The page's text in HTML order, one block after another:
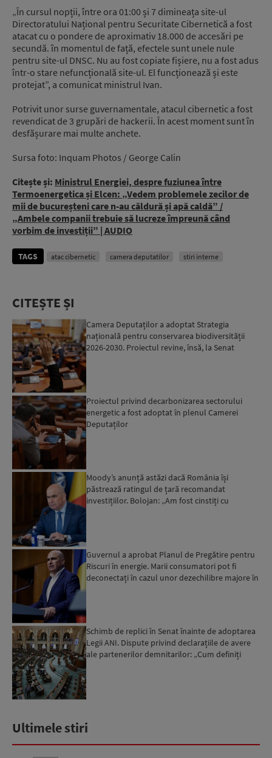
„În cursul nopții, între ora 01:00 și 7 dimineața site-ul
Directoratului Național pentru Securitate Cibernetică a fost
atacat cu o pondere de aproximativ 18.000 de accesări pe
secundă. în momentul de față, efectele sunt unele nule
pentru site-ul DNSC. Nu au fost copiate fișiere, nu a fost adus
într-o stare nefuncțională site-ul. El funcționează și este
protejat”, a comunicat ministrul Ivan.
Potrivit unor surse guvernamentale, atacul cibernetic a fost
revendicat de 3 grupări de hackerii. În acest moment sunt în
desfășurare mai multe anchete.
Sursa foto: Inquam Photos / George Calin
Citește și: Ministrul Energiei, despre fuziunea între
Termoenergetica și Elcen: „Vedem problemele zecilor de
mii de bucureșteni care n-au căldură și apă caldă” /
„Ambele companii trebuie să lucreze împreună când
vorbim de investiții” | AUDIO
TAGS atac cibernetic camera deputatilor stiri interne
CITEȘTE ȘI
Camera Deputaților a adoptat Strategia
națională pentru conservarea biodiversității
2026-2030. Proiectul revine, însă, la Senat
Proiectul privind decarbonizarea sectorului
energetic a fost adoptat în plenul Camerei
Deputaților
Moody’s anunță astăzi dacă România își
păstrează ratingul de țară recomandat
investițiilor. Bolojan: „Am fost cinstiți cu
Guvernul a aprobat Planul de Pregătire pentru
Riscuri în energie. Marii consumatori pot fi
deconectați în cazul unor dezechilibre majore în
Schimb de replici în Senat înainte de adoptarea
Legii ANI. Dispute privind declarațiile de avere
ale partenerilor demnitarilor: „Cum definiți
Ultimele stiri